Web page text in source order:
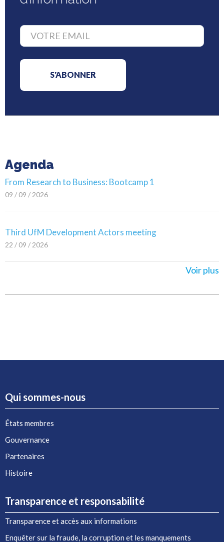
Agenda
From Research to Business: Bootcamp 1
09 / 09 / 2026
Third UfM Development Actors meeting
22 / 09 / 2026
Voir plus
Qui sommes-nous
États membres
Gouvernance
Partenaires
Histoire
Transparence et responsabilité
Transparence et accès aux informations
Enquêter sur la fraude, la corruption et les manquements